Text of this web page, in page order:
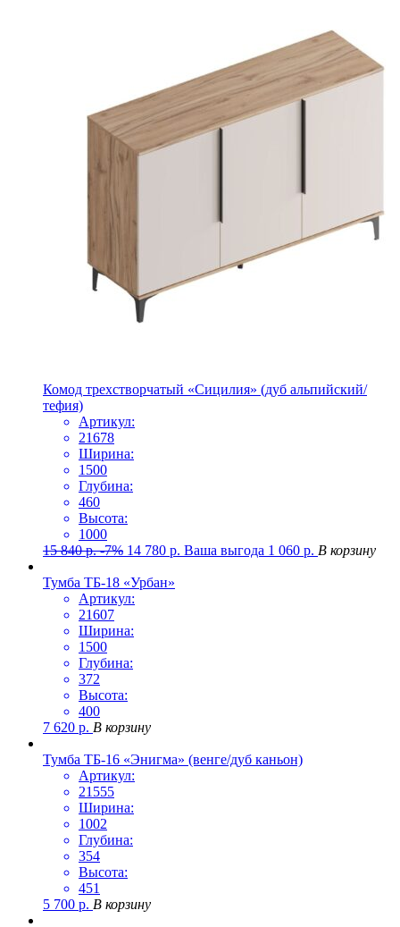
Комод трехстворчатый «Сицилия» (дуб альпийский/
тефия)
Артикул:
21678
Ширина:
1500
Глубина:
460
Высота:
1000
15 840р. -7% 14 780 р. Ваша выгода 1 060 р. В корзину
Тумба ТБ-18 «Урбан»
Артикул:
21607
Ширина:
1500
Глубина:
372
Высота:
400
7 620 р. В корзину
Тумба ТБ-16 «Энигма» (венге/дуб каньон)
Артикул:
21555
Ширина:
1002
Глубина:
354
Высота:
451
5 700 р. В корзину